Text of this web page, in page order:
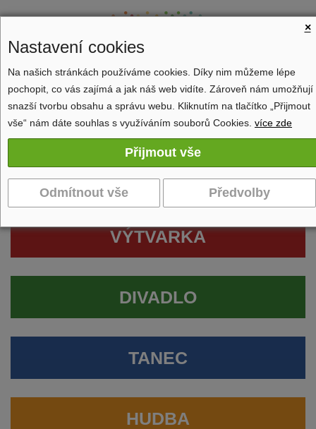
Zobrazit navigaci
VÝTVARKA
DIVADLO
TANEC
HUDBA
×
Nastavení cookies
Na našich stránkách používáme cookies. Díky nim můžeme lépe
pochopit, co vás zajímá a jak náš web vidíte. Zároveň nám umožňují
snazší tvorbu obsahu a správu webu. Kliknutím na tlačítko „Přijmout
vše“ nám dáte souhlas s využíváním souborů Cookies. více zde